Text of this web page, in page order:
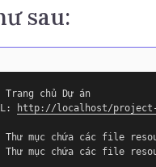
sau:
chủ Dự án
http://localhost/project-
chứa các file
chứa các file